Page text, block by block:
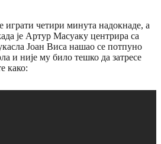
играти четири минута надокнаде, а
је Артур Масуаку центрира са
Јоан Виса нашао се потпуно
и није му било тешко да затресе
како: